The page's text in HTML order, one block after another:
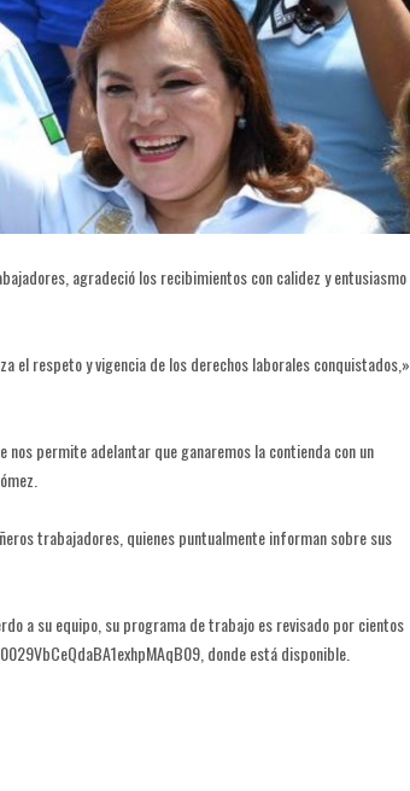
agradeció los recibimientos con calidez y entusiasmo
el respeto y vigencia de los derechos laborales conquistados,»
permite adelantar que ganaremos la contienda con un
trabajadores, quienes puntualmente informan sobre sus
a su equipo, su programa de trabajo es revisado por cientos
donde está disponible.